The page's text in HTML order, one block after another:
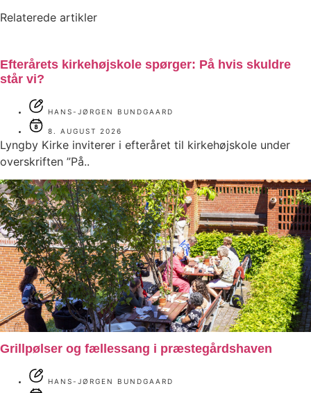
Relaterede artikler
Efterårets kirkehøjskole spørger: På hvis skuldre
står vi?
HANS-JØRGEN BUNDGAARD
8. AUGUST 2026
Lyngby Kirke inviterer i efteråret til kirkehøjskole under
overskriften ”På..
Grillpølser og fællessang i præstegårdshaven
HANS-JØRGEN BUNDGAARD